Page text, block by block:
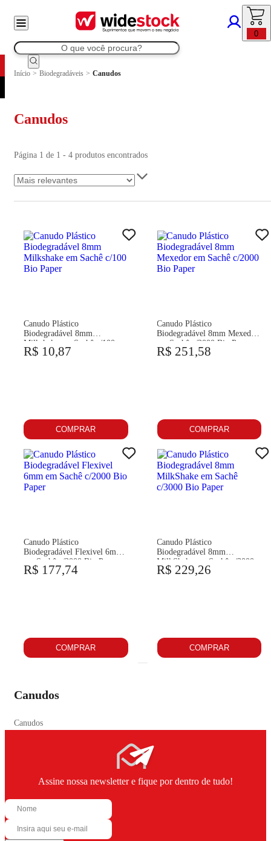
0
Início > Biodegradáveis > Canudos
Canudos
Página 1 de 1 - 4 produtos encontrados
Canudo Plástico
Biodegradável 8mm
Milkshake em Sachê c/100
Bio Paper
R$ 10,87
COMPRAR
Canudo Plástico
Biodegradável 8mm Mexedor
em Sachê c/2000 Bio Paper
R$ 251,58
COMPRAR
Canudo Plástico
Biodegradável Flexivel 6mm
em Sachê c/2000 Bio Paper
R$ 177,74
COMPRAR
Canudo Plástico
Biodegradável 8mm
MilkShake em Sachê c/3000
Bio Paper
R$ 229,26
COMPRAR
Canudos
Canudos
Assine nossa newsletter e fique por dentro de tudo!